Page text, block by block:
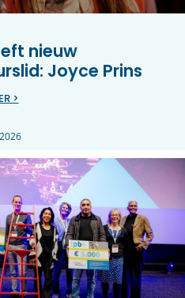
nieuw
Joyce Prins
>